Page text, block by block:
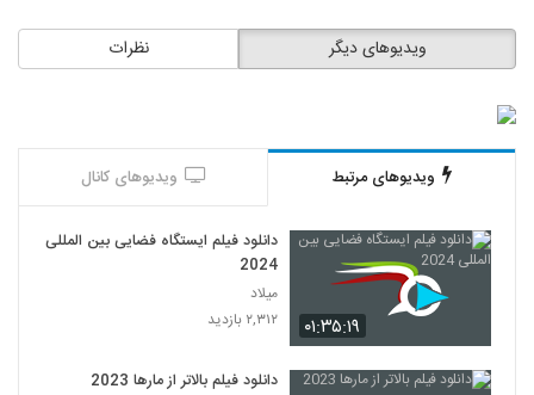
نظرات ویدیوهای دیگر
ویدیوهای مرتبط ویدیوهای کانال
۰۱:۳۵:۱۹
دانلود فیلم ایستگاه فضایی بین المللی
2024
میلاد
۲,۳۱۲ بازدید
دانلود فیلم بالاتر از مارها 2023